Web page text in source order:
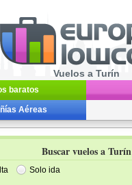
Vuelos a Turín
baratos
Aéreas
Buscar vuelos a Turín
Solo ida